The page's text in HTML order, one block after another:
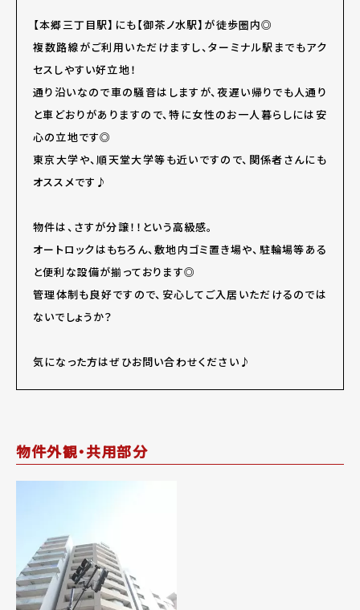
【本郷三丁目駅】にも【御茶ノ水駅】が徒歩圏内◎
複数路線がご利用いただけますし、ターミナル駅までもアク
セスしやすい好立地！
通り沿いなので車の騒音はしますが、夜遅い帰りでも人通り
と車どおりがありますので、特に女性のお一人暮らしには安
心の立地です◎
東京大学や、順天堂大学等も近いですので、関係者さんにも
オススメです♪
物件は、さすが分譲！！という高級感。
オートロックはもちろん、敷地内ゴミ置き場や、駐輪場等ある
と便利な設備が揃っております◎
管理体制も良好ですので、安心してご入居いただけるのでは
ないでしょうか？
気になった方はぜひお問い合わせください♪
物件外観・共用部分